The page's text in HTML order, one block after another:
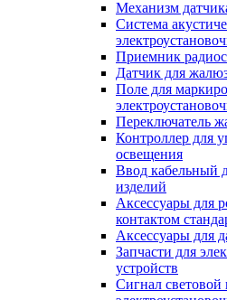
Механизм
Система
Приемник
Датчик для
Поле для
Переключатель
Контроллер для
освещения
Ввод кабельный
изделий
Аксессуары для
контактом
Аксессуары для
Запчасти для
устройств
Сигнал